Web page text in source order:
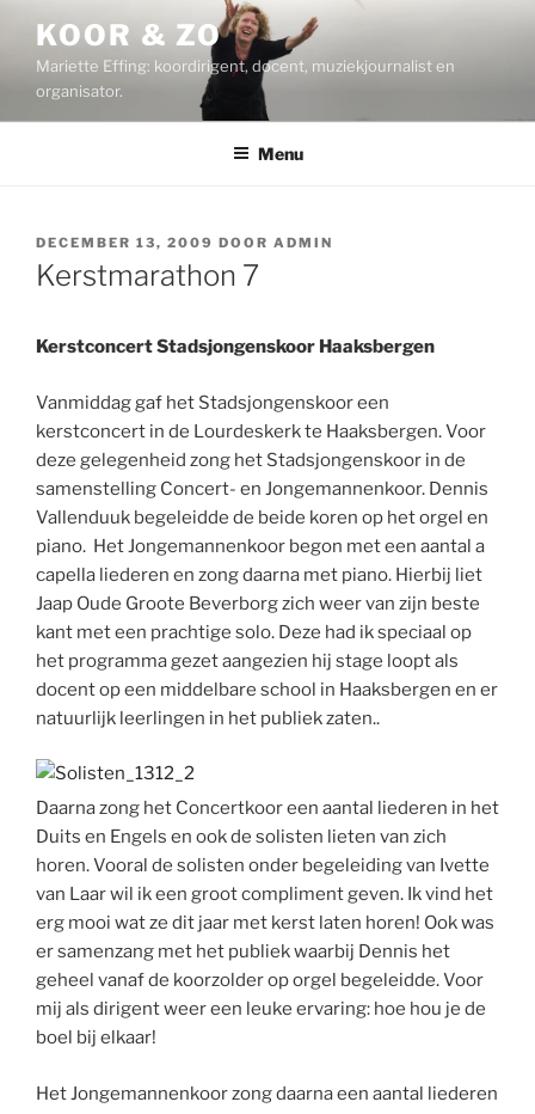
inhoud
KOOR & ZO
Mariette Effing: koordirigent, docent, muziekjournalist en
organisator.
Menu
GEPLAATST
OP
DECEMBER 13, 2009 DOOR ADMIN
Kerstmarathon 7
Kerstconcert Stadsjongenskoor Haaksbergen
Vanmiddag gaf het Stadsjongenskoor een
kerstconcert in de Lourdeskerk te Haaksbergen. Voor
deze gelegenheid zong het Stadsjongenskoor in de
samenstelling Concert- en Jongemannenkoor. Dennis
Vallenduuk begeleidde de beide koren op het orgel en
piano. Het Jongemannenkoor begon met een aantal a
capella liederen en zong daarna met piano. Hierbij liet
Jaap Oude Groote Beverborg zich weer van zijn beste
kant met een prachtige solo. Deze had ik speciaal op
het programma gezet aangezien hij stage loopt als
docent op een middelbare school in Haaksbergen en er
natuurlijk leerlingen in het publiek zaten..
Daarna zong het Concertkoor een aantal liederen in het
Duits en Engels en ook de solisten lieten van zich
horen. Vooral de solisten onder begeleiding van Ivette
van Laar wil ik een groot compliment geven. Ik vind het
erg mooi wat ze dit jaar met kerst laten horen! Ook was
er samenzang met het publiek waarbij Dennis het
geheel vanaf de koorzolder op orgel begeleidde. Voor
mij als dirigent weer een leuke ervaring: hoe hou je de
boel bij elkaar!
Het Jongemannenkoor zong daarna een aantal liederen